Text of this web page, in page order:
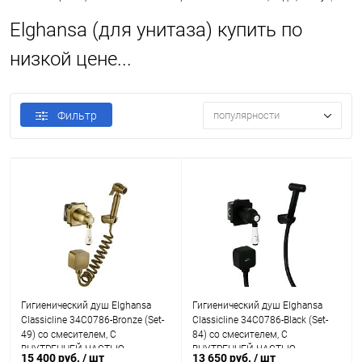
Elghansa (для унитаза) купить по
низкой цене...
Фильтр популярности
Гигиенический душ Elghansa
Classicline 34C0786-Bronze (Set-
49) со смесителем, С
ВНУТРЕННЕЙ ЧАСТЬЮ
15 400 руб. / шт
Гигиенический душ Elghansa
Classicline 34C0786-Black (Set-
84) со смесителем, С
ВНУТРЕННЕЙ ЧАСТЬЮ
13 650 руб. / шт